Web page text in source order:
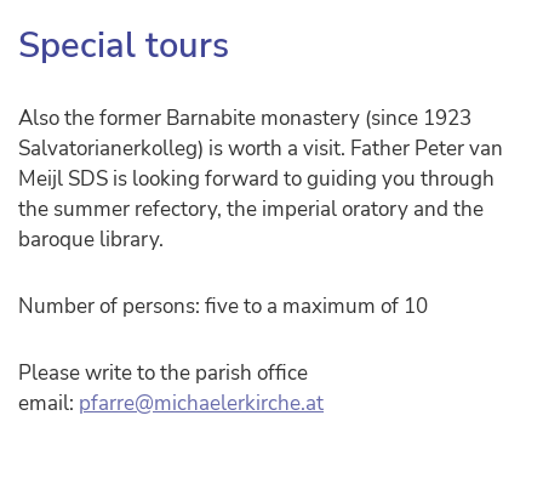
Special tours
Also the former Barnabite monastery (since 1923
Salvatorianerkolleg) is worth a visit. Father Peter van
Meijl SDS is looking forward to guiding you through
the summer refectory, the imperial oratory and the
baroque library.
Number of persons: five to a maximum of 10
Please write to the parish office
email: pfarre@michaelerkirche.at